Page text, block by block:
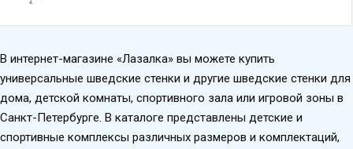
В интернет-магазине «Лазалка» вы можете купить
универсальные шведские стенки и другие шведские стенки для
дома, детской комнаты, спортивного зала или игровой зоны в
Санкт-Петербурге. В каталоге представлены детские и
спортивные комплексы различных размеров и комплектаций,